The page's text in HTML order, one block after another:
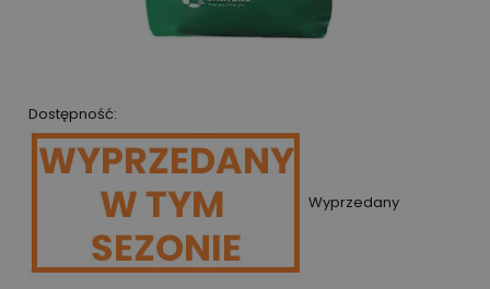
Dostępność:
Wyprzedany